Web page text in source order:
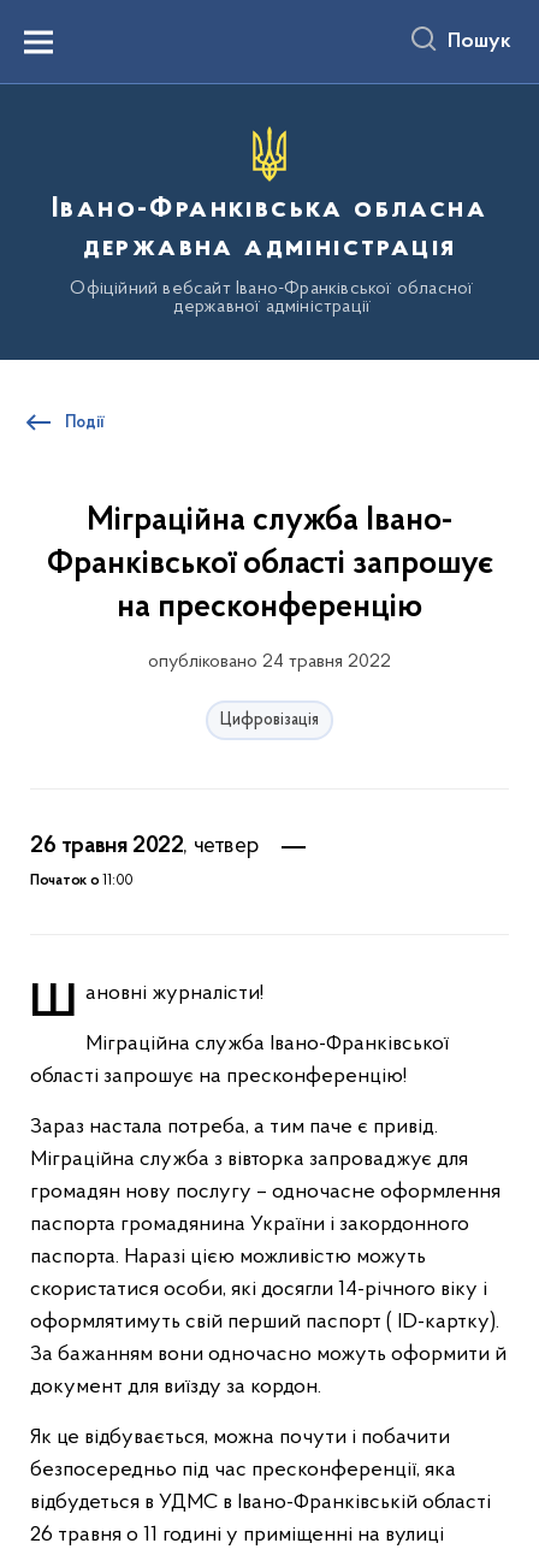
вмістуMenu Пошук
Івано-Франківська обласна
державна адміністрація
Офіційний вебсайт Івано-Франківської обласної
державної адміністрації
Події
Міграційна служба Івано-
Франківської області запрошує
на пресконференцію
опубліковано 24 травня 2022
Цифровізація
26 травня 2022, четвер
Початок о 11:00
Шановні журналісти!
Міграційна служба Івано-Франківської
області запрошує на пресконференцію!
Зараз настала потреба, а тим паче є привід.
Міграційна служба з вівторка запроваджує для
громадян нову послугу – одночасне оформлення
паспорта громадянина України і закордонного
паспорта. Наразі цією можливістю можуть
скористатися особи, які досягли 14-річного віку і
оформлятимуть свій перший паспорт ( ID-картку).
За бажанням вони одночасно можуть оформити й
документ для виїзду за кордон.
Як це відбувається, можна почути і побачити
безпосередньо під час пресконференції, яка
відбудеться в УДМС в Івано-Франківській області
26 травня о 11 годині у приміщенні на вулиці